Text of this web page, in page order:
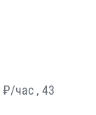
₽/час , 43